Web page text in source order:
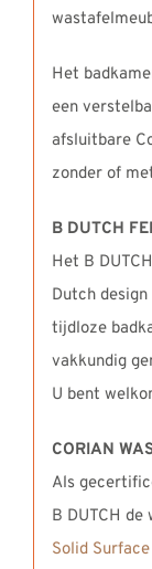
Het
een
afsluitbare
zonder of
B DUTCH
Het B
Dutch
tijdloze
vakkundig
U bent
CORIAN
Als
B DUTCH
Solid